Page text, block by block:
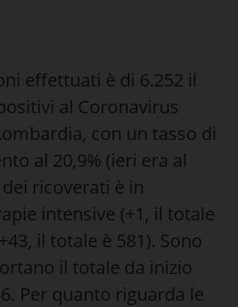
effettuati è di 6.252 il
al Coronavirus
con un tasso di
al 20,9% (ieri era al
ricoverati è in
intensive (+1, il totale
il totale è 581). Sono
il totale da inizio
Per quanto riguarda le